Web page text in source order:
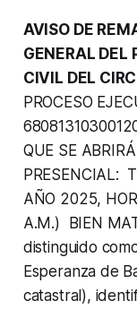
AVISO DE
GENERAL DEL
CIVIL DEL
PROCESO
QUE SE
PRESENCIAL:
AÑO 2025,
A.M.) BIEN
distinguido
Esperanza de
catastral),